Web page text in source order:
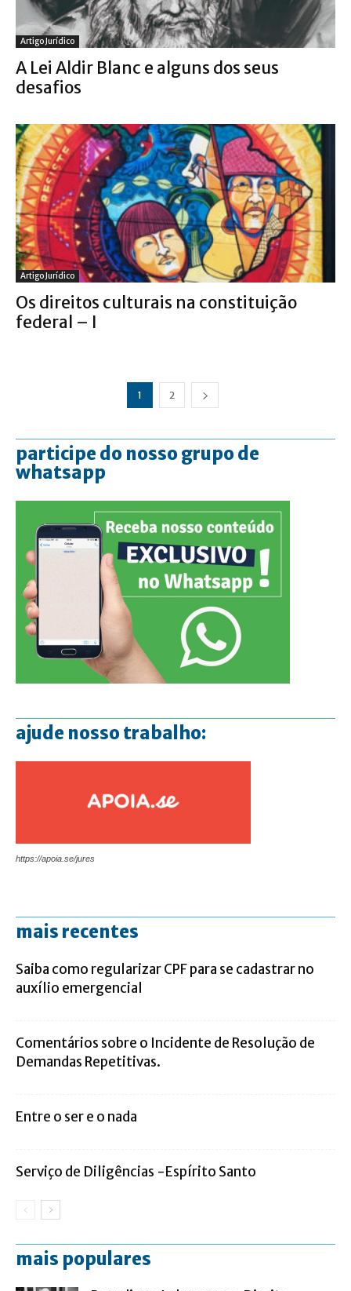
Artigo Jurídico
A Lei Aldir Blanc e alguns dos seus
desafios
Artigo Jurídico
Os direitos culturais na constituição
federal – I
1 2
participe do nosso grupo de
whatsapp
ajude nosso trabalho:
https://apoia.se/jures
mais recentes
Saiba como regularizar CPF para se cadastrar no
auxílio emergencial
Comentários sobre o Incidente de Resolução de
Demandas Repetitivas.
Entre o ser e o nada
Serviço de Diligências -Espírito Santo
mais populares